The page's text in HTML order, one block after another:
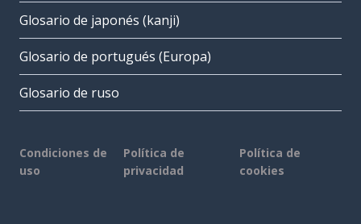
Glosario de japonés (kanji)
Glosario de portugués (Europa)
Glosario de ruso
Condiciones de
uso
Política de
privacidad
Política de
cookies